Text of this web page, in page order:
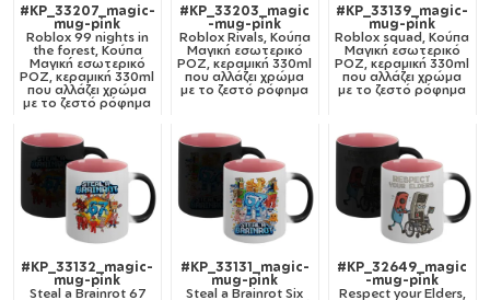
#KP_33207_magic-
mug-pink
Roblox 99 nights in
the forest, Κούπα
Μαγική εσωτερικό
ΡΟΖ, κεραμική 330ml
που αλλάζει χρώμα
με το ζεστό ρόφημα
#KP_33203_magic
-mug-pink
Roblox Rivals, Κούπα
Μαγική εσωτερικό
ΡΟΖ, κεραμική 330ml
που αλλάζει χρώμα
με το ζεστό ρόφημα
#KP_33139_magic-
mug-pink
Roblox squad, Κούπα
Μαγική εσωτερικό
ΡΟΖ, κεραμική 330ml
που αλλάζει χρώμα
με το ζεστό ρόφημα
#KP_33132_magic-
mug-pink
Steal a Brainrot 67
#KP_33131_magic-
mug-pink
Steal a Brainrot Six
#KP_32649_magic
-mug-pink
Respect your Elders,